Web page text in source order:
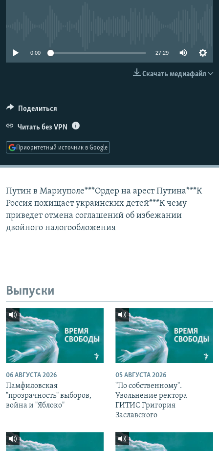
СОЦИАЛЬНЫЕ СЕТИ
0:00 27:29
Скачать медиафайл
Поделиться
Читать без VPN
Приоритетный источник в Google
Путин в Мариуполе***Ордер на арест Путина***К
Россия похищает украинских детей***К чему
приведет отмена соглашений об избежании
двойного налогообложения
Выпуски
06 АВГУСТА 2026
Памфиловская
"прозрачность" выборов,
война и "Яблоко"
05 АВГУСТА 2026
"По собственному".
Увольнение ректора
ГИТИС Григория
Заславского